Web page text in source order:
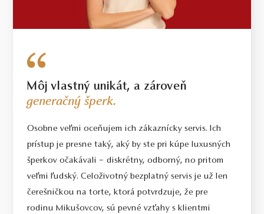
Môj vlastný unikát, a zároveň
generačný šperk.
Osobne veľmi oceňujem ich zákaznícky servis. Ich
prístup je presne taký, aký by ste pri kúpe luxusných
šperkov očakávali – diskrétny, odborný, no pritom
veľmi ľudský. Celoživotný bezplatný servis je už len
čerešničkou na torte, ktorá potvrdzuje, že pre
rodinu Mikušovcov, sú pevné vzťahy s klientmi